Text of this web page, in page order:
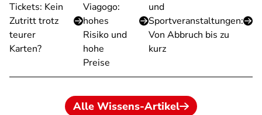
Tickets: Kein
Zutritt trotz
teurer
Karten?
Viagogo:
hohes
Risiko und
hohe
Preise
und
Sportveranstaltungen:
Von Abbruch bis zu
kurz
Alle Wissens-Artikel